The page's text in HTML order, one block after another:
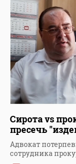
Сирота vs
пресечь
Адвокат
сотрудника